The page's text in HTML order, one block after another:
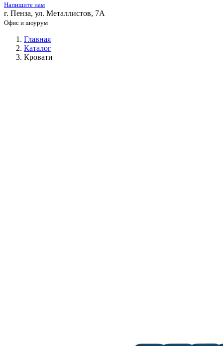
Напишите нам
г. Пенза, ул. Металлистов, 7А
Офис и шоурум
Главная
Каталог
Кровати